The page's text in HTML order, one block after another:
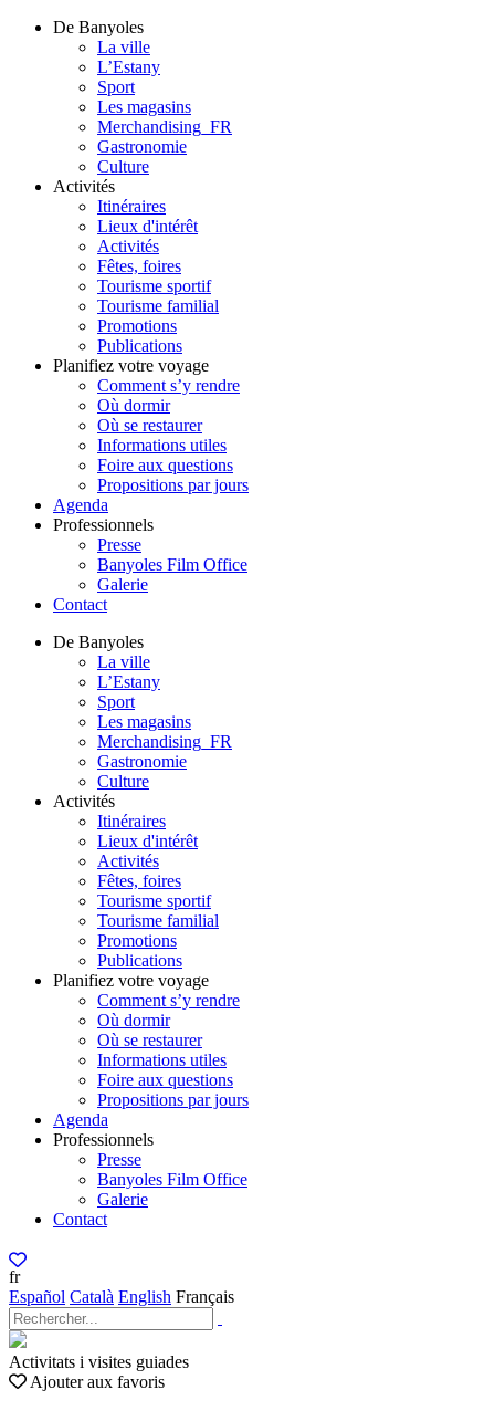
De Banyoles
La ville
L’Estany
Sport
Les magasins
Merchandising_FR
Gastronomie
Culture
Activités
Itinéraires
Lieux d'intérêt
Activités
Fêtes, foires
Tourisme sportif
Tourisme familial
Promotions
Publications
Planifiez votre voyage
Comment s’y rendre
Où dormir
Où se restaurer
Informations utiles
Foire aux questions
Propositions par jours
Agenda
Professionnels
Presse
Banyoles Film Office
Galerie
Contact
De Banyoles
La ville
L’Estany
Sport
Les magasins
Merchandising_FR
Gastronomie
Culture
Activités
Itinéraires
Lieux d'intérêt
Activités
Fêtes, foires
Tourisme sportif
Tourisme familial
Promotions
Publications
Planifiez votre voyage
Comment s’y rendre
Où dormir
Où se restaurer
Informations utiles
Foire aux questions
Propositions par jours
Agenda
Professionnels
Presse
Banyoles Film Office
Galerie
Contact
fr
Español Català English Français
Activitats i visites guiades
Ajouter aux favoris